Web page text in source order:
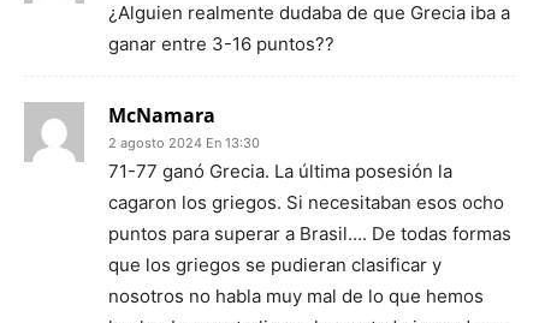
¿Alguien realmente dudaba de que Grecia iba a
ganar entre 3-16 puntos??
McNamara
2 agosto 2024 En 13:30
71-77 ganó Grecia. La última posesión la
cagaron los griegos. Si necesitaban esos ocho
puntos para superar a Brasil…. De todas formas
que los griegos se pudieran clasificar y
nosotros no habla muy mal de lo que hemos